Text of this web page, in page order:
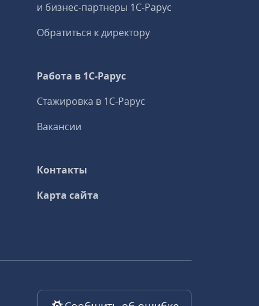
и бизнес‑партнеры 1С‑Рарус
Обратиться к директору
Работа в 1С‑Рарус
Стажировка в 1С‑Рарус
Вакансии
Контакты
Карта сайта